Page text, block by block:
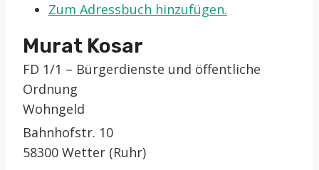
Zum Adressbuch hinzufügen.
Murat Kosar
FD 1/1 – Bürgerdienste und öffentliche
Ordnung
Wohngeld
Bahnhofstr. 10
58300 Wetter (Ruhr)